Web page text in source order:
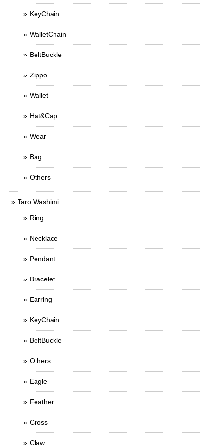
KeyChain
WalletChain
BeltBuckle
Zippo
Wallet
Hat&Cap
Wear
Bag
Others
Taro Washimi
Ring
Necklace
Pendant
Bracelet
Earring
KeyChain
BeltBuckle
Others
Eagle
Feather
Cross
Claw